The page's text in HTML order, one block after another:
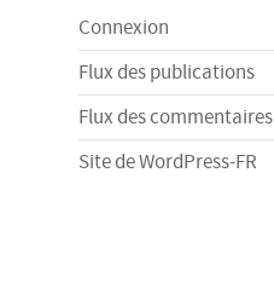
Connexion
Flux des publications
Flux des commentaires
Site de WordPress-FR